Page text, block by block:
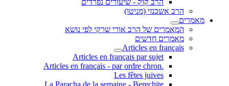
הרב קוק - שיעורים נפרדים
הרב אשכנזי (מניטו)
מאמרים
המאמרים של הרב אורי שרקי לפי נושא
מאמרים חדשים
Articles en français
Articles en français par sujet
.Articles en français - par ordre chron
Les fêtes juives
La Paracha de la semaine - Berechite